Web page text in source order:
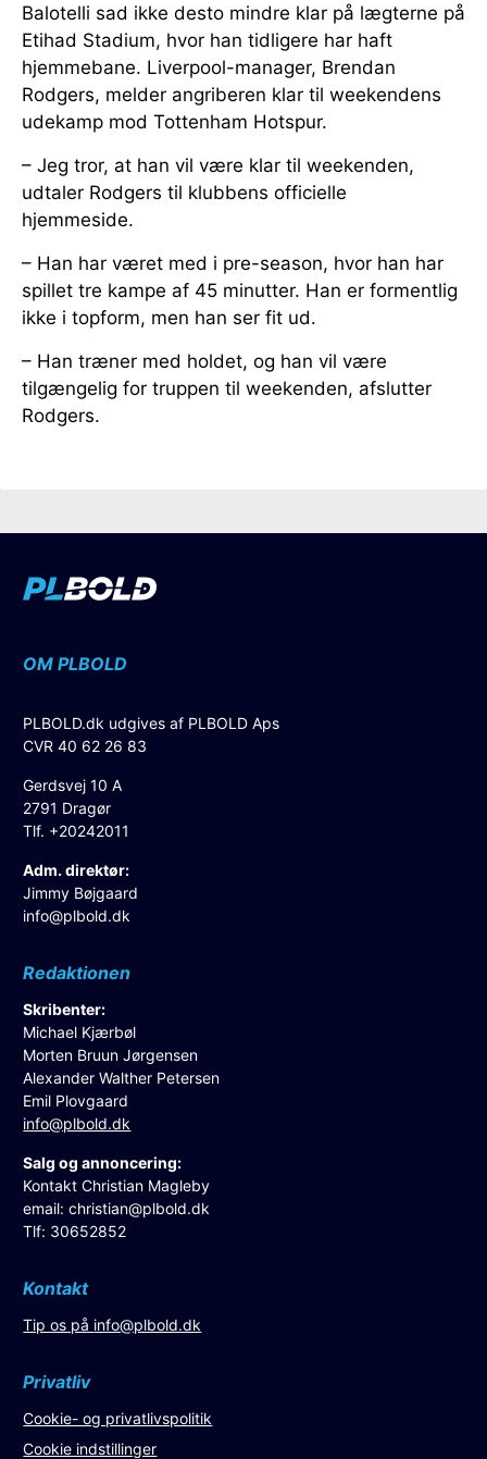
Balotelli sad ikke desto mindre klar på lægterne på
Etihad Stadium, hvor han tidligere har haft
hjemmebane. Liverpool-manager, Brendan
Rodgers, melder angriberen klar til weekendens
udekamp mod Tottenham Hotspur.
– Jeg tror, at han vil være klar til weekenden,
udtaler Rodgers til klubbens officielle
hjemmeside.
– Han har været med i pre-season, hvor han har
spillet tre kampe af 45 minutter. Han er formentlig
ikke i topform, men han ser fit ud.
– Han træner med holdet, og han vil være
tilgængelig for truppen til weekenden, afslutter
Rodgers.
OM PLBOLD
PLBOLD.dk udgives af PLBOLD Aps
CVR 40 62 26 83
Gerdsvej 10 A
2791 Dragør
Tlf. +20242011
Adm. direktør:
Jimmy Bøjgaard
info@plbold.dk
Redaktionen
Skribenter:
Michael Kjærbøl
Morten Bruun Jørgensen
Alexander Walther Petersen
Emil Plovgaard
info@plbold.dk
Salg og annoncering:
Kontakt Christian Magleby
email:christian@plbold.dk
Tlf: 30652852
Kontakt
Tip os på info@plbold.dk
Privatliv
Cookie- og privatlivspolitik
Cookie indstillinger